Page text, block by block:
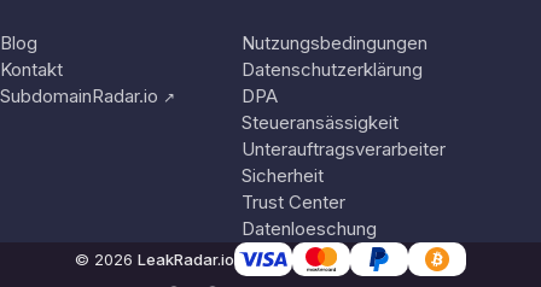
Blog
Kontakt
SubdomainRadar.io ↗
Nutzungsbedingungen
Datenschutzerklärung
DPA
Steueransässigkeit
Unterauftragsverarbeiter
Sicherheit
Trust Center
Datenloeschung
© 2026 LeakRadar.io